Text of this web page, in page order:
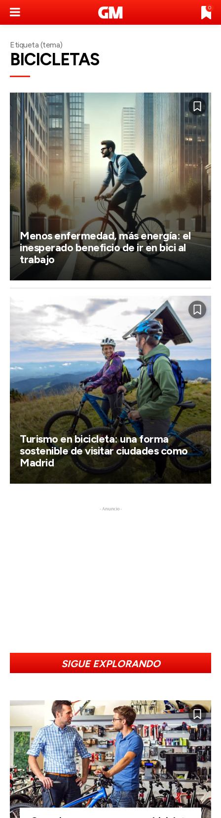
0
Etiqueta (tema)
BICICLETAS
Menos enfermedad, más energía: el
inesperado beneficio de ir en bici al
trabajo
Turismo en bicicleta: una forma
sostenible de visitar ciudades como
Madrid
- Anuncio -
SIGUE EXPLORANDO